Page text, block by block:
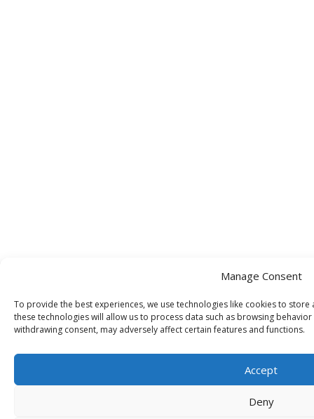
Manage Consent
To provide the best experiences, we use technologies like cookies to
these technologies will allow us to process data such as browsing
withdrawing consent, may adversely affect certain features and functions.
Accept
Deny